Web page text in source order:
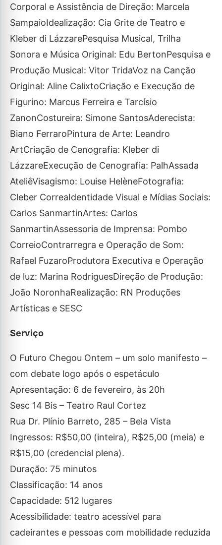
Corporal e Assistência de Direção: Marcela
SampaioIdealização: Cia Grite de Teatro e
Kleber di LázzarePesquisa Musical, Trilha
Sonora e Música Original: Edu BertonPesquisa e
Produção Musical: Vitor TridaVoz na Canção
Original: Aline CalixtoCriação e Execução de
Figurino: Marcus Ferreira e Tarcísio
ZanonCostureira: Simone SantosAderecista:
Biano FerraroPintura de Arte: Leandro
ArtCriação de Cenografia: Kleber di
LázzareExecução de Cenografia: PalhAssada
AteliêVisagismo: Louise HelèneFotografia:
Cleber CorreaIdentidade Visual e Mídias Sociais:
Carlos SanmartinArtes: Carlos
SanmartinAssessoria de Imprensa: Pombo
CorreioContrarregra e Operação de Som:
Rafael FuzaroProdutora Executiva e Operação
de luz: Marina RodriguesDireção de Produção:
João NoronhaRealização: RN Produções
Artísticas e SESC
Serviço
O Futuro Chegou Ontem – um solo manifesto –
com debate logo após o espetáculo
Apresentação: 6 de fevereiro, às 20h
Sesc 14 Bis – Teatro Raul Cortez
Rua Dr. Plínio Barreto, 285 – Bela Vista
Ingressos: R$50,00 (inteira), R$25,00 (meia) e
R$15,00 (credencial plena).
Duração: 75 minutos
Classificação: 14 anos
Capacidade: 512 lugares
Acessibilidade: teatro acessível para
cadeirantes e pessoas com mobilidade reduzida